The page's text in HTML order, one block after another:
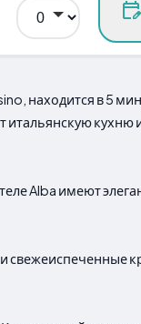
находится в 5
итальянскую
Alba имеют